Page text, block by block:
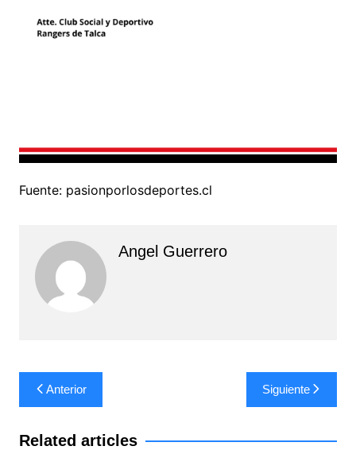
Fuente: pasionporlosdeportes.cl
Angel Guerrero
Navegación
de
entradas
Anterior Siguiente
Related articles